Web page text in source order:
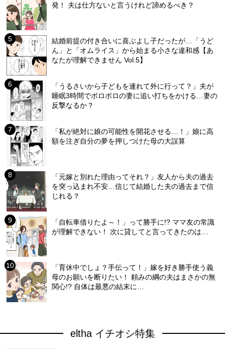
発！ 夫は仕方ないと言うけれど諦めるべき？
結婚前提の付き合いに喜ぶよし子だったが…「うど
ん」と「オムライス」から始まる小さな違和感【あ
なたが理解できません Vol.5】
「うるさいから子どもを連れて外に行って？」夫が
睡眠3時間でボロボロの妻に追い打ちをかける…妻の
反撃なるか？
「私が絶対に娘の可能性を開花させる…！」娘に高
額を注ぎ自分の夢を押しつけた母の大誤算
「元嫁と別れた理由ってそれ？」友人から夫の過去
を突っ込まれ不安…信じて結婚した夫の過去まで信
じれる？
「自転車借りたよ～！」って勝手に!? ママ友の常識
が理解できない！ 次に貸してと言ってきたのは…
「育休中でしょ？手伝って！」嫁を好き勝手使う義
母のお願いを断りたい！ 頼みの綱の夫はまさかの無
関心!? 自体は最悪の結末に…
eltha イチオシ特集